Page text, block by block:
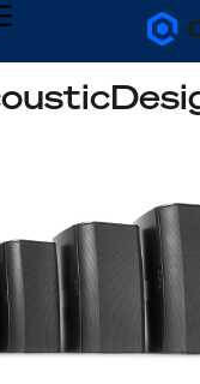
Q-
SYS